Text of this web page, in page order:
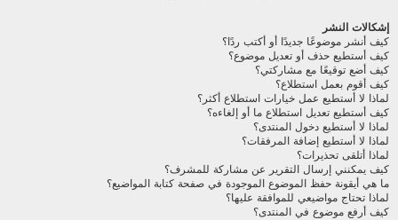
إشكالات النشر
كيف أنشر موضوعًا جديدًا أو أكتب ردًا؟
كيف أستطيع حذف أو تعديل موضوع؟
كيف أضع توقيعًا مع مشاركتي؟
كيف أقوم بعمل استطلاع؟
لماذا لا أستطيع عمل خيارات استطلاع أكثر؟
كيف أستطيع تعديل استطلاع ما أو إلغاءه؟
لماذا لا أستطيع دخول المنتدى؟
لماذا لا أستطيع إضافة المرفقات؟
لماذا أتلقى تحذيرات؟
كيف يمكنني إرسال التقرير عن مشاركة للمشرف؟
ما هي أيقونة حفظ الموضوع الموجودة في صفحة كتابة المواضيع؟
لماذا تحتاج مواضيعي للموافقة عليها؟
كيف أرفع موضوع في المنتدى؟